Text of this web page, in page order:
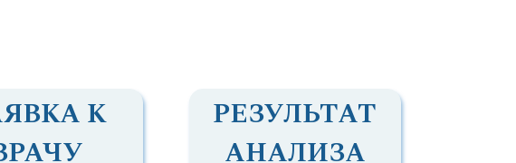
К
РЕЗУЛЬТАТ
АНАЛИЗА